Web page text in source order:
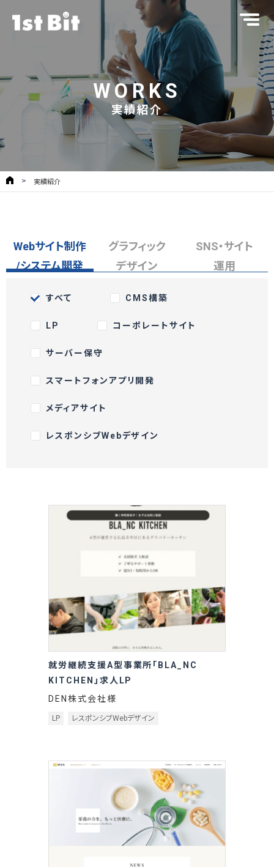
WORKS
実績紹介
実績紹介
Webサイト制作
/システム開発
グラフィック
デザイン
SNS・サイト
運用
すべて CMS構築
LP コーポレートサイト
サーバー保守
スマートフォンアプリ開発
メディアサイト
レスポンシブWebデザイン
就労継続支援A型事業所「BLA_NC
KITCHEN」求人LP
DEN株式会社様
LP レスポンシブWebデザイン